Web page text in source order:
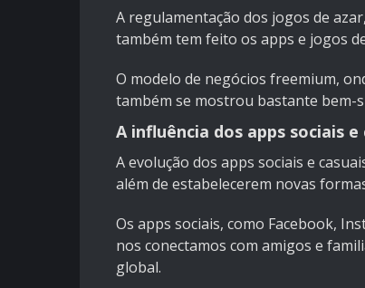
A regulamentação dos jogos de
também tem feito os apps e jogos
O modelo de negócios freemium,
também se mostrou bastante bem-
A influência dos apps sociais e
A evolução dos apps sociais e
além de estabelecerem novas
Os apps sociais, como Facebook,
nos conectamos com amigos e
global.